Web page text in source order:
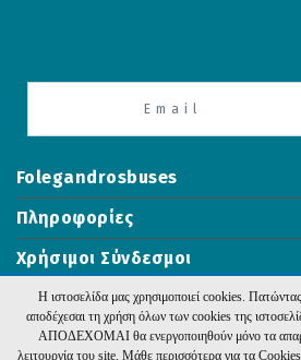
Folegandrosbuses
Πληροφορίες
Χρήσιμοι Σύνδεσμοι
2026 Folegandrosbuses.
Η ιστοσελίδα μας χρησιμοποιεί cookies.
αποδέχεσαι τη χρήση όλων των cookies της
ΑΠΟΔΕΧΟΜΑΙ θα ενεργοποιηθούν μόνο τα
λειτουργία του site. Μάθε περισσότερα για τα